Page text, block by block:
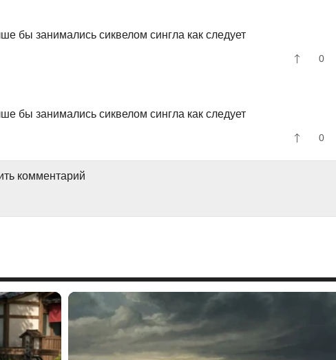
бы занимались сиквелом сингла как следует
0
бы занимались сиквелом сингла как следует
0
комментарий